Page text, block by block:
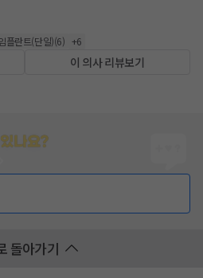
플란트(단일)(6) +6
이 의사 리뷰보기
나요?
돌아가기